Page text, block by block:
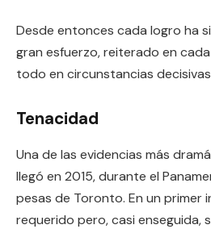
Desde entonces cada logro ha
gran esfuerzo, reiterado en
todo en circunstancias
Tenacidad
Una de las evidencias más
llegó en 2015, durante el
pesas de Toronto. En un primer
requerido pero, casi enseguida,